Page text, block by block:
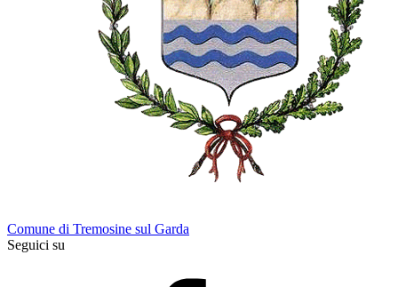
Comune di Tremosine sul Garda
Seguici su